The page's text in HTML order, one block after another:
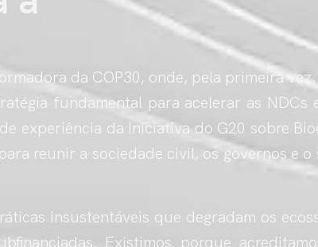
da COP30, onde, pela primeira
fundamental para acelerar as
experiência da Iniciativa do G20 sobre
reunir a sociedade civil, os governos e
insustentáveis que degradam os
Existimos porque